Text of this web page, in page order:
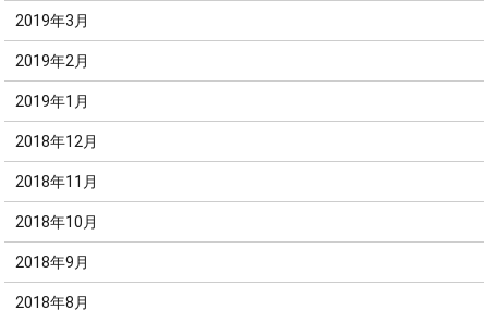
2019年3月
2019年2月
2019年1月
2018年12月
2018年11月
2018年10月
2018年9月
2018年8月